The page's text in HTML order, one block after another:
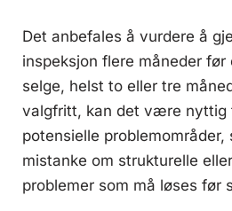
Det anbefales å vurdere å
inspeksjon flere måneder før
selge, helst to eller tre
valgfritt, kan det være nyttig
potensielle
mistanke om strukturelle
problemer som må løses før